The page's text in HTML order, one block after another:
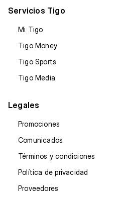
Servicios Tigo
Mi Tigo
Tigo Money
Tigo Sports
Tigo Media
Legales
Promociones
Comunicados
Términos y condiciones
Política de privacidad
Proveedores